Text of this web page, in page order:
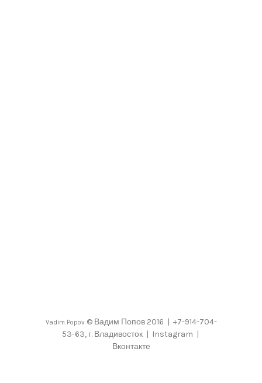
Vadim Popov © Вадим Попов2016 | +7-914-704-
53-63, г. Владивосток | Instagram |
Вконтакте